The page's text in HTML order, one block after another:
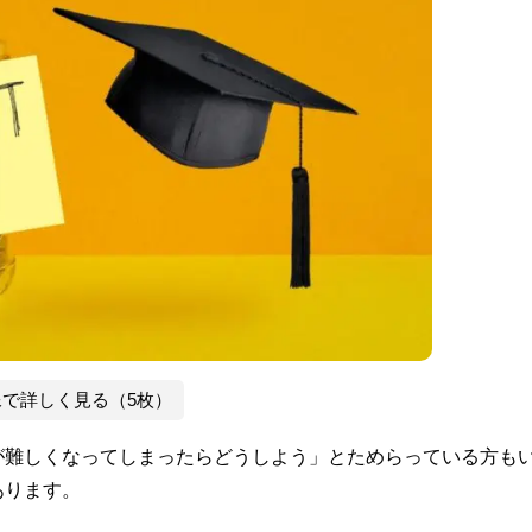
詳しく見る（5枚）
しくなってしまったらどうしよう」とためらっている方も
ます。